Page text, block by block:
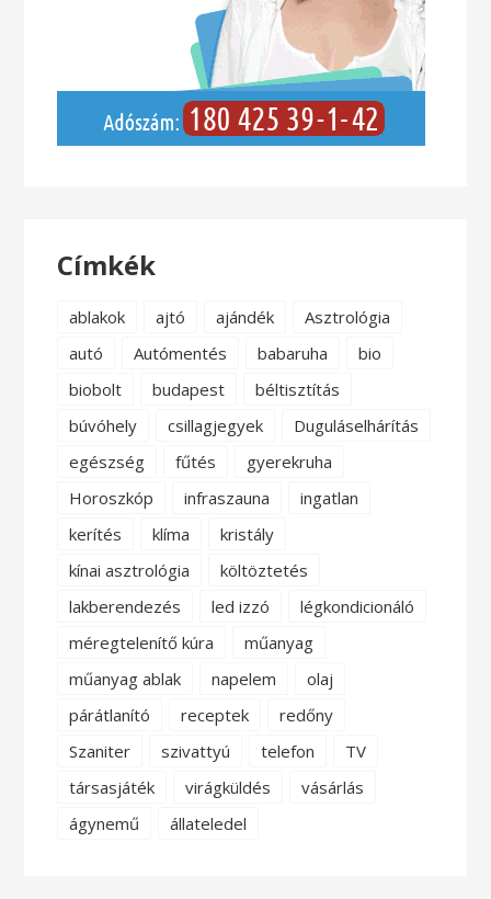
Címkék
ablakok ajtó ajándék
Asztrológia
autó
Autómentés babaruha
bio
biobolt
budapest
béltisztítás
búvóhely
csillagjegyek
Duguláselhárítás
egészség
fűtés
gyerekruha
Horoszkóp
infraszauna
ingatlan
kerítés
klíma
kristály
kínai asztrológia
költöztetés
lakberendezés
led izzó
légkondicionáló
méregtelenítő kúra
műanyag
műanyag ablak
napelem
olaj
párátlanító
receptek
redőny
Szaniter
szivattyú telefon
TV
társasjáték
virágküldés
vásárlás
ágynemű
állateledel